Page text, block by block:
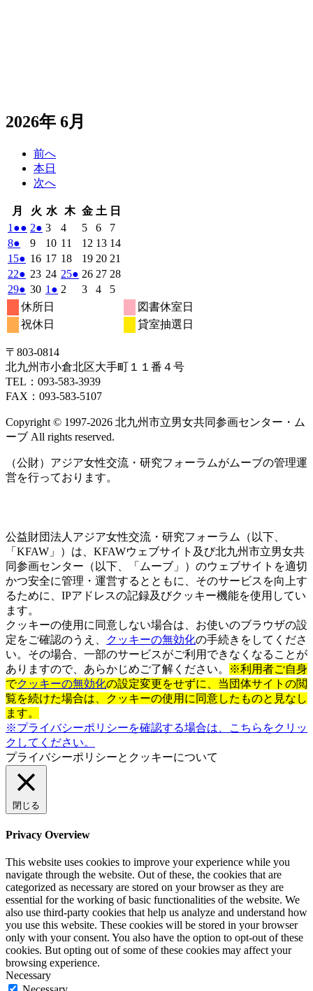
2026年 6月
前へ
本日
次へ
月
月
曜
日
火 火
曜
日
水 水
曜
日
木木
曜
日
金金
曜
日
土 土
曜
日
日
1 2026
年
6
月
1
日
●● (2
件
の
イ
ベ
ン
ト)
22026
年
6
月
2
日
● (1
件
の
イ
ベ
ン
ト)
32026
年
6
月
3
日
42026
年
6
月
4
日
52026
年
6
月
5
日
62026
年
6
月
6
日
72026
年
6
月
7
日
82026
年
6
月
8
日
●
件
の
イ
ベ
ン
ト)
92026
年
6
月
9
日
102026
年
月
10
11
2026
6
月
11
12 2026
年
6
月
12
132026
年
6
月
13
142026
14
152026
年
6
月
15
日
● (1
件
の
イ
ベ
ン
162026
年
6
月
16
日
172026
年
月
182026
年
192026
年
202026
年
6
21
月
222026
年
6
月
22
● (1
件
の
イ
ベ
ト)
232026
年
6
月
23
242026
年
252026
● (1
件
ト)
262026
年
272026
年
282026
6
月
292026
年
6
月
日
● (1
件
の
イ
ベ
ン
ト)
302026
年
6
月
日
1 2026
年
7
月
日
● (1
ベ
ン
ト)
2 2026
32026
42026
52026
年
休所日
図書休室日
祝休日
貸室抽選日
〒803‐0814
北九州市小倉北区大手町１１番４号
TEL：093‐583‐3939
FAX：093‐583‐5107
Copyright © 1997‐2026 北九州市立男女共同参画センター・ム
ーブ All rights reserved.
（公財）アジア女性交流・研究フォーラムがムーブの管理運
営を行っております。
公益財団法人アジア女性交流・研究フォーラム（以下、
「KFAW」）は、KFAWウェブサイト及び北九州市立男女共
同参画センター（以下、「ムーブ」）のウェブサイトを適切
かつ安全に管理・運営するとともに、そのサービスを向上す
るために、IPアドレスの記録及びクッキー機能を使用してい
ます。
クッキーの使用に同意しない場合は、お使いのブラウザの設
定をご確認のうえ、
クッキーの無効化の手続きをしてくださ
い。その場合、一部のサービスがご利用できなくなることが
ありますので、あらかじめご了解ください。
※利用者ご自身
でクッキーの無効化の設定変更をせずに、当団体サイトの閲
覧を続けた場合は、クッキーの使用に同意したものと見なし
ます。
※プライバシーポリシーを確認する場合は、こちらをクリッ
クしてください。
プライバシーポリシーとクッキーについて
閉じる
Privacy Overview
This website uses cookies to improve your experience while you
navigate through the website. Out of these, the cookies that are
categorized as necessary are stored on your browser as they are
essential for the working of basic functionalities of the website. We
also use third-party cookies that help us analyze and understand how
you use this website. These cookies will be stored in your browser
only with your consent. You also have the option to opt-out of these
cookies. But opting out of some of these cookies may affect your
browsing experience.
Necessary